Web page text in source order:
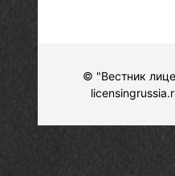
© "Вестник